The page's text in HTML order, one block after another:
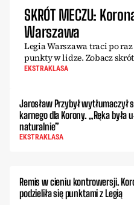
SKRÓT MECZU:
Warszawa
Legia Warszawa traci po
punkty w lidze. Zobacz
EKSTRAKLASA
Jarosław Przybył wytłumaczył
karnego dla Korony. „Ręka była
naturalnie”
EKSTRAKLASA
Remis w cieniu kontrowersji.
podzieliła się punktami z Legią